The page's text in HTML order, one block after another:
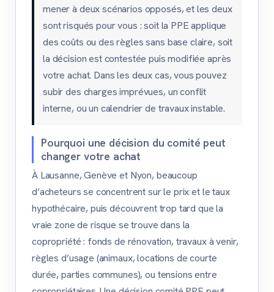
mener à deux scénarios opposés, et les deux
sont risqués pour vous : soit la PPE applique
des coûts ou des règles sans base claire, soit
la décision est contestée puis modifiée après
votre achat. Dans les deux cas, vous pouvez
subir des charges imprévues, un conflit
interne, ou un calendrier de travaux instable.
Pourquoi une décision du comité peut
changer votre achat
À Lausanne, Genève et Nyon, beaucoup
d’acheteurs se concentrent sur le prix et le taux
hypothécaire, puis découvrent trop tard que la
vraie zone de risque se trouve dans la
copropriété : fonds de rénovation, travaux à venir,
règles d’usage (animaux, locations de courte
durée, parties communes), ou tensions entre